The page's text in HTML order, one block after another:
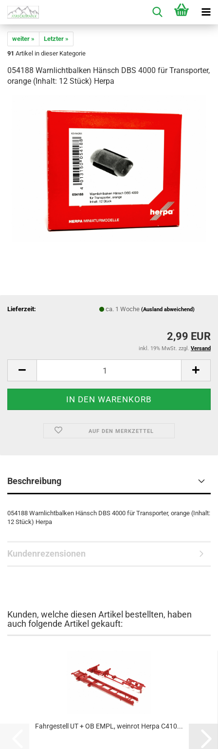
weiter »
Letzter »
91 Artikel in dieser Kategorie
054188 Warnlichtbalken Hänsch DBS 4000 für Transporter,
orange (Inhalt: 12 Stück) Herpa
Lieferzeit: ca. 1 Woche(Ausland abweichend)
2,99 EUR
inkl. 19% MwSt. zzgl. Versand
AUF DEN MERKZETTEL
Beschreibung
054188 Warnlichtbalken Hänsch DBS 4000 für Transporter, orange (Inhalt:
12 Stück) Herpa
Kundenrezensionen
Kunden, welche diesen Artikel bestellten, haben
auch folgende Artikel gekauft:
Fahrgestell UT + OB EMPL, weinrot Herpa C410...